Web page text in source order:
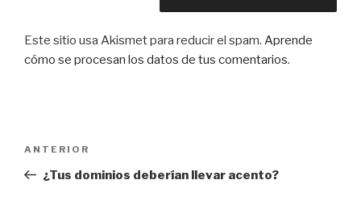
Este sitio usa Akismet para reducir el spam. Aprende
cómo se procesan los datos de tus comentarios.
entradas
Entrada
anterior:
ANTERIOR
¿Tus dominios deberían llevar acento?